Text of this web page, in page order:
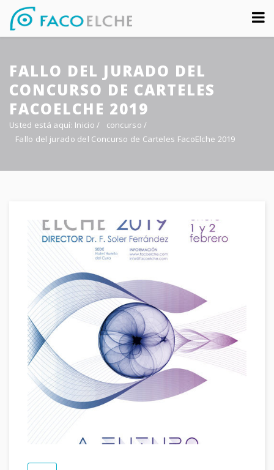
Sobre nosotros
Congreso
Multimedia
Foro FacoElche
FALLO DEL JURADO DEL
CONCURSO DE CARTELES
FACOELCHE 2019
Usted está aquí: Inicio / concurso/
Fallo del jurado del Concurso de Carteles FacoElche 2019